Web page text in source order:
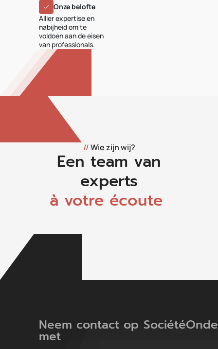
Onze belofte
Allier expertise en
nabijheid om te
voldoen aan de eisen
van professionals.
//Wie zijn wij?
Een team van
experts
à votre écoute
Neem contact op
met
Société